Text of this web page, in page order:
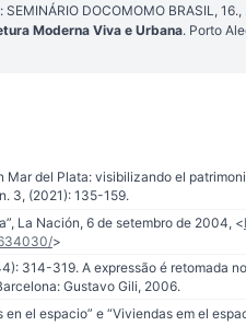
DOCOMOMO BRASIL,
Moderna Viva e Urbana. Porto
del Plata: visibilizando el
3, (2021): 135-159.
La Nación, 6 de setembro de 2004, <
>
314-319. A expressão é retomada
Gustavo Gili, 2006.
el espacio” e “Viviendas em el